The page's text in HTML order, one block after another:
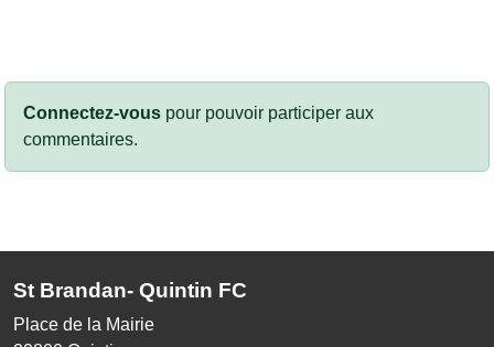
Connectez-vous pour pouvoir participer aux
commentaires.
St Brandan- Quintin FC
Place de la Mairie